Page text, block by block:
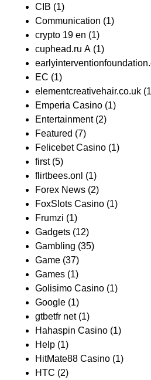
CIB (1)
Communication (1)
crypto 19 en (1)
cuphead.ru A (1)
EC (1)
elementcreativehair.co.uk
Emperia Casino (1)
Entertainment(2)
Featured (7)
Felicebet Casino (1)
first(5)
flirtbees.onl (1)
Forex News (2)
FoxSlots Casino (1)
Frumzi (1)
Gadgets (12)
Gambling (35)
Game (37)
Games (1)
Golisimo Casino (1)
Google (1)
gtbetfr net(1)
Hahaspin Casino (1)
Help (1)
HitMate88 Casino (1)
HTC (2)